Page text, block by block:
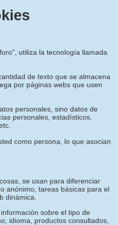
utiliza la tecnología llamada
de texto que se almacena
por páginas webs que usen
personales, sino datos de
personales, estadísticos,
como persona, lo que asocian
se usan para diferenciar
anónimo, tareas básicas para el
dinámica.
sobre el tipo de
idioma, productos consultados,